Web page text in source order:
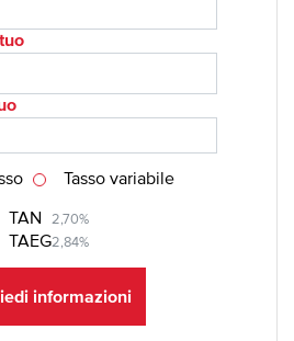
TAN 2,70%
TAEG2,84%
Tasso variabile
informazioni